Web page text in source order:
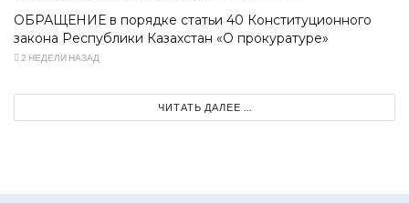
ОБРАЩЕНИЕ в порядке статьи 40 Конституционного
закона Республики Казахстан «О прокуратуре»
2 НЕДЕЛИ НАЗАД
ЧИТАТЬ ДАЛЕЕ ...